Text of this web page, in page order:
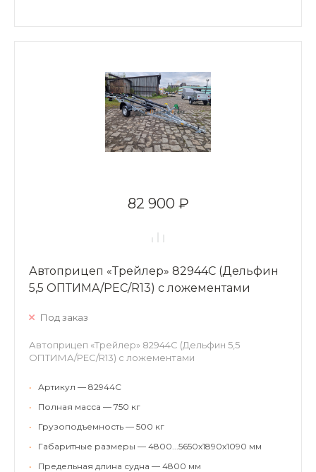
82 900 ₽
Автоприцеп «Трейлер» 82944C (Дельфин
5,5 ОПТИМА/РЕС/R13) с ложементами
Под заказ
Автоприцеп «Трейлер» 82944C (Дельфин 5,5
ОПТИМА/РЕС/R13) с ложементами
•
Артикул — 82944C
•
Полная масса — 750 кг
•
Грузоподъемность — 500 кг
•
Габаритные размеры — 4800...5650х1890х1090 мм
•
Предельная длина судна — 4800 мм